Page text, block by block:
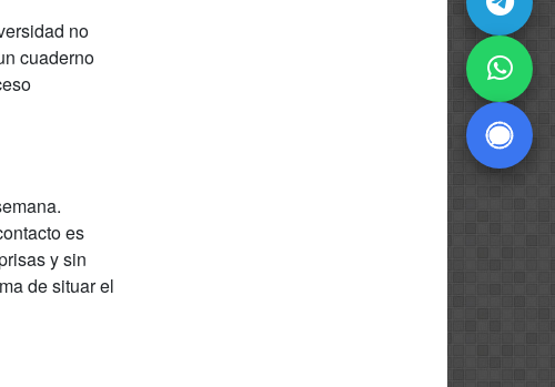
no
cuaderno
es
y sin
de situar el